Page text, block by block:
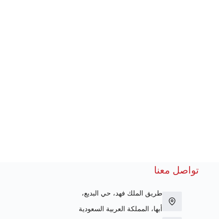
تواصل معنا
طريق الملك فهد، حي البديع،
أبها، المملكة العربية السعودية